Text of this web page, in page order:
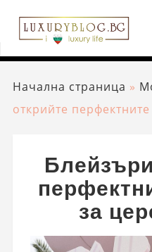
Начална страница »
открийте
за